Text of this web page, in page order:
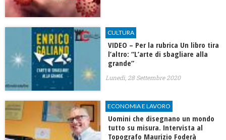
CULTURA
VIDEO – Per la rubrica Un libro tira
l’altro: “L’arte di sbagliare alla
grande”
Lunedì, 28 Settembre 2020
ECONOMIA E LAVORO
Uomini che disegnano un mondo
tutto su misura. Intervista al
Topografo Maurizio Foderà